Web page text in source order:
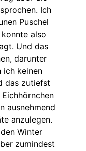
Ich
Puschel
also
Und das
darunter
ich keinen
das zutiefst
ausnehmend
anzulegen.
Winter
zumindest